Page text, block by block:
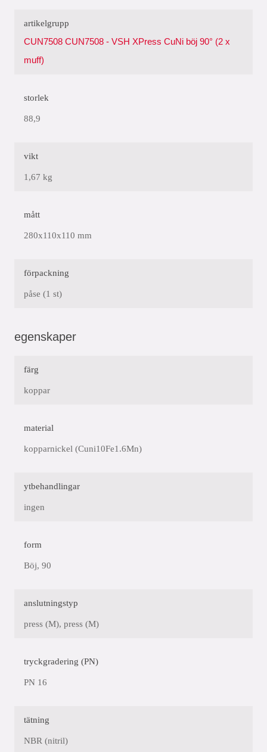
artikelgrupp
CUN7508 CUN7508 - VSH XPress CuNi böj 90° (2 x
muff)
storlek
88,9
vikt
1,67 kg
mått
280x110x110 mm
förpackning
påse (1 st)
egenskaper
färg
koppar
material
kopparnickel (Cuni10Fe1.6Mn)
ytbehandlingar
ingen
form
Böj, 90
anslutningstyp
press (M), press (M)
tryckgradering (PN)
PN 16
tätning
NBR (nitril)